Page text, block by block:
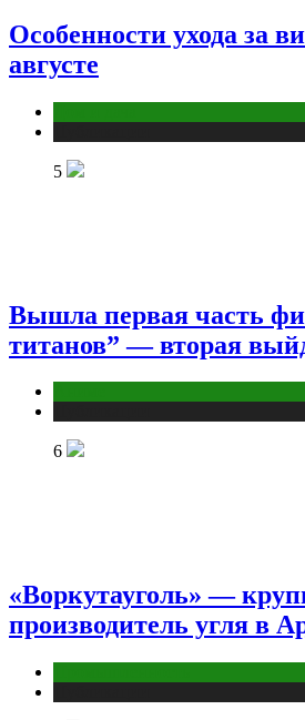
Особенности ухода за
августе
5
Вышла первая часть
титанов” — вторая
6
«Воркутауголь» —
производитель угля в